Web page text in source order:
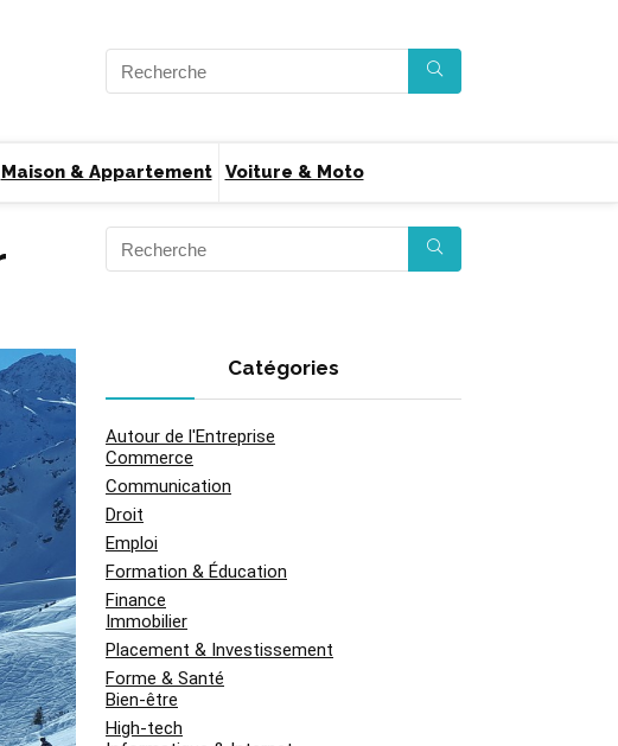
Maison & Appartement Voiture & Moto
Catégories
Autour de l'Entreprise
Commerce
Communication
Droit
Emploi
Formation & Éducation
Finance
Immobilier
Placement & Investissement
Forme & Santé
Bien-être
High-tech